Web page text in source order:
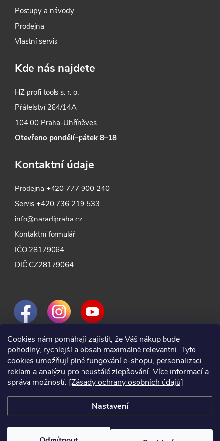
Cookies nám pomáhají zajistit, že Váš nákup bude
pohodlný, rychlejší a obsah maximálně relevantní. Tyto
cookies umožňují plné fungování e-shopu, personalizaci
reklam a analýzu pro neustálé zlepšování. Více informací a
správa možností: [Zásady ochrany osobních údajů]
Nastavení
Postupy a návody
Prodejna
Vlastní servis
Kde nás najdete
HZ profi tools s. r. o.
Přátelství 284/14A
104 00 Praha-Uhříněves
Otevřeno pondělí–pátek 8–18
Kontaktní údaje
Prodejna+420 777 900 240
Servis+420 736 219 533
info@naradipraha.cz
Kontaktní formulář
IČO 28179064
DIČ CZ28179064